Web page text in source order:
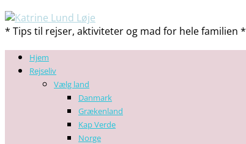
* Tips til rejser, aktiviteter og mad for hele familien *
Hjem
Rejseliv
Vælg land
Danmark
Grækenland
Kap Verde
Norge